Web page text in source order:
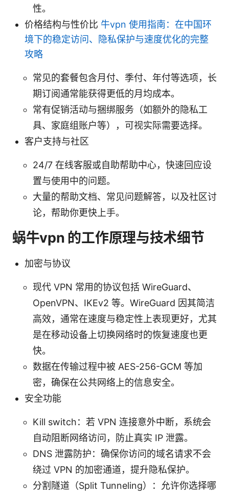
性。
价格结构与性价比 牛vpn 使用指南：在中国环
境下的稳定访问、隐私保护与速度优化的完整
攻略
常见的套餐包含月付、季付、年付等选项，长
期订阅通常能获得更低的月均成本。
常有促销活动与捆绑服务（如额外的隐私工
具、家庭组账户等），可视实际需要选择。
客户支持与社区
24/7 在线客服或自助帮助中心，快速回应设
置与使用中的问题。
大量的帮助文档、常见问题解答，以及社区讨
论，帮助你更快上手。
蜗牛vpn 的工作原理与技术细节
加密与协议
现代 VPN 常用的协议包括 WireGuard、
OpenVPN、IKEv2 等。WireGuard 因其简洁
高效，通常在速度与稳定性上表现更好，尤其
是在移动设备上切换网络时的恢复速度也更
快。
数据在传输过程中被 AES-256-GCM 等加
密，确保在公共网络上的信息安全。
安全功能
Kill switch：若 VPN 连接意外中断，系统会
自动阻断网络访问，防止真实 IP 泄露。
DNS 泄露防护：确保你访问的域名请求不会
绕过 VPN 的加密通道，提升隐私保护。
分割隧道（Split Tunneling）：允许你选择哪